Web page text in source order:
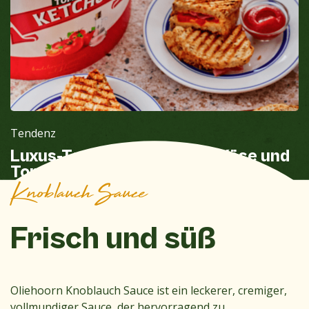
Tendenz
Luxus-Toast mit Schinken, Käse und
Tomate auf Sauerteigbrot mit
Ketchup
Knoblauch Sauce
Frisch und süß
Oliehoorn Knoblauch Sauce ist ein leckerer, cremiger,